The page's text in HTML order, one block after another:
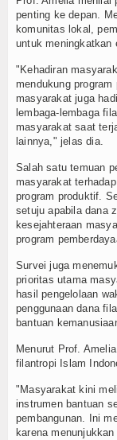
penting ke depan.
komunitas lokal,
untuk meningkatkan
"Kehadiran
mendukung
masyarakat juga
lembaga-lembaga
masyarakat saat
lainnya," jelas dia.
Salah satu temuan
masyarakat
program produktif.
setuju apabila dana
kesejahteraan
program
Survei juga
prioritas utama
hasil pengelolaan
penggunaan dana
bantuan
Menurut Prof.
filantropi Islam
"Masyarakat kini
instrumen bantuan
pembangunan. Ini
karena